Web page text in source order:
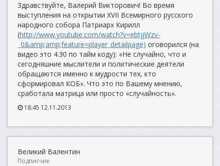
Здравствуйте, Валерий Викторович! Во время
выступления на открытии XVII Всемирного русского
народного собора Патриарх Кирилл
(http://www.youtube.com/watch?v=ebtjjWzv-
_0&amp;amp;feature=player_detailpage) оговорился (на
видео это 4.30 по тайм коду): «Не случайно, что и
сегодняшние мыслители и политические деятели
обращаются именно к мудрости тех, кто
сформировал КОБ». Что это по Вашему мнению,
сработала матрица или просто «случайность».
18:45 12.11.2013
Великий Валентин
Подписчик